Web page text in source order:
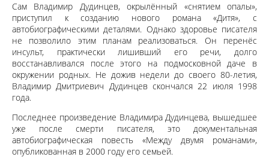
Сам Владимир Дудинцев, окрылённый «снятием опалы»,
приступил к созданию нового романа «Дитя», с
автобиографическими деталями. Однако здоровье писателя
не позволило этим планам реализоваться. Он перенёс
инсульт, практически лишивший его речи, долго
восстанавливался после этого на подмосковной даче в
окружении родных. Не дожив недели до своего 80-летия,
Владимир Дмитриевич Дудинцев скончался 22 июля 1998
года.
Последнее произведение Владимира Дудинцева, вышедшее
уже после смерти писателя, это документальная
автобиографическая повесть «Между двумя романами»,
опубликованная в 2000 году его семьей.